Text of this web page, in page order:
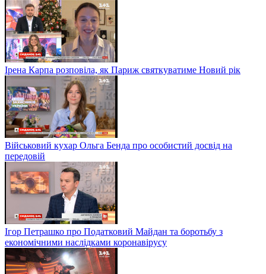
Ірена Карпа розповіла, як Париж святкуватиме Новий рік
Військовий кухар Ольга Бенда про особистий досвід на
передовій
Ігор Петрашко про Податковий Майдан та боротьбу з
економічними наслідками коронавірусу